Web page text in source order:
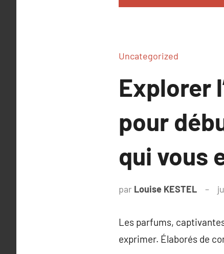
Uncategorized
Explorer
pour
qui vous
par Louise KESTEL
Les parfums,
exprimer. Élaborés de